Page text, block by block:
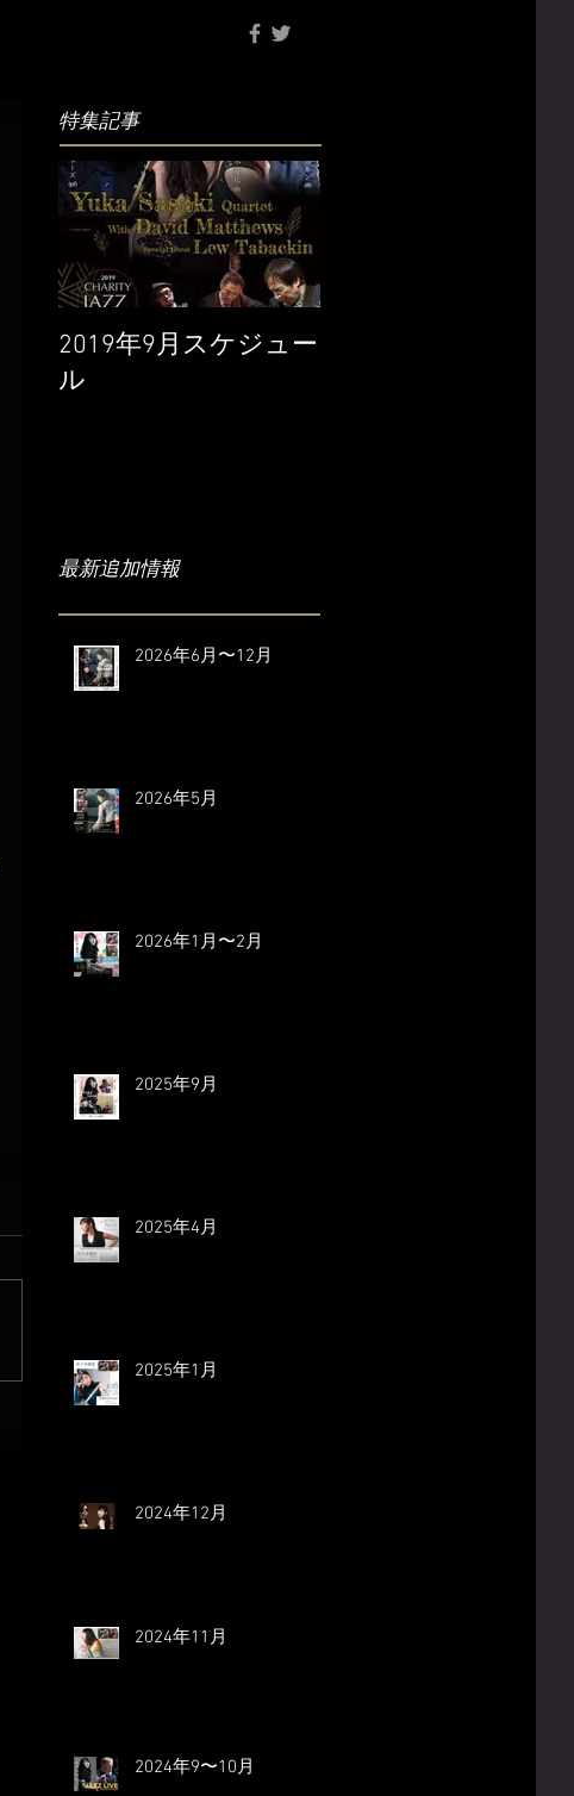
特集記事
2019年9月スケジュー
ル
最新追加情報
2026年6月〜12月
2026年5月
2026年1月〜2月
2025年9月
2025年4月
2025年1月
2024年12月
2024年11月
2024年9〜10月